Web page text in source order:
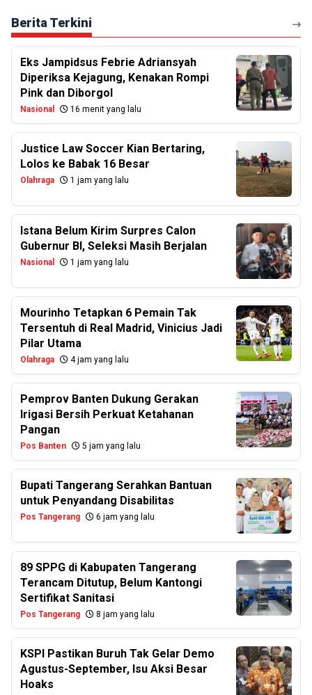
Berita Terkini
Eks Jampidsus Febrie Adriansyah
Diperiksa Kejagung, Kenakan Rompi
Pink dan Diborgol
Nasional 16 menit yang lalu
Justice Law Soccer Kian Bertaring,
Lolos ke Babak 16 Besar
Olahraga 1 jam yang lalu
Istana Belum Kirim Surpres Calon
Gubernur BI, Seleksi Masih Berjalan
Nasional 1 jam yang lalu
Mourinho Tetapkan 6 Pemain Tak
Tersentuh di Real Madrid, Vinicius Jadi
Pilar Utama
Olahraga 4 jam yang lalu
Pemprov Banten Dukung Gerakan
Irigasi Bersih Perkuat Ketahanan
Pangan
Pos Banten 5 jam yang lalu
Bupati Tangerang Serahkan Bantuan
untuk Penyandang Disabilitas
Pos Tangerang 6 jam yang lalu
89 SPPG di Kabupaten Tangerang
Terancam Ditutup, Belum Kantongi
Sertifikat Sanitasi
Pos Tangerang 8 jam yang lalu
KSPI Pastikan Buruh Tak Gelar Demo
Agustus-September, Isu Aksi Besar
Hoaks